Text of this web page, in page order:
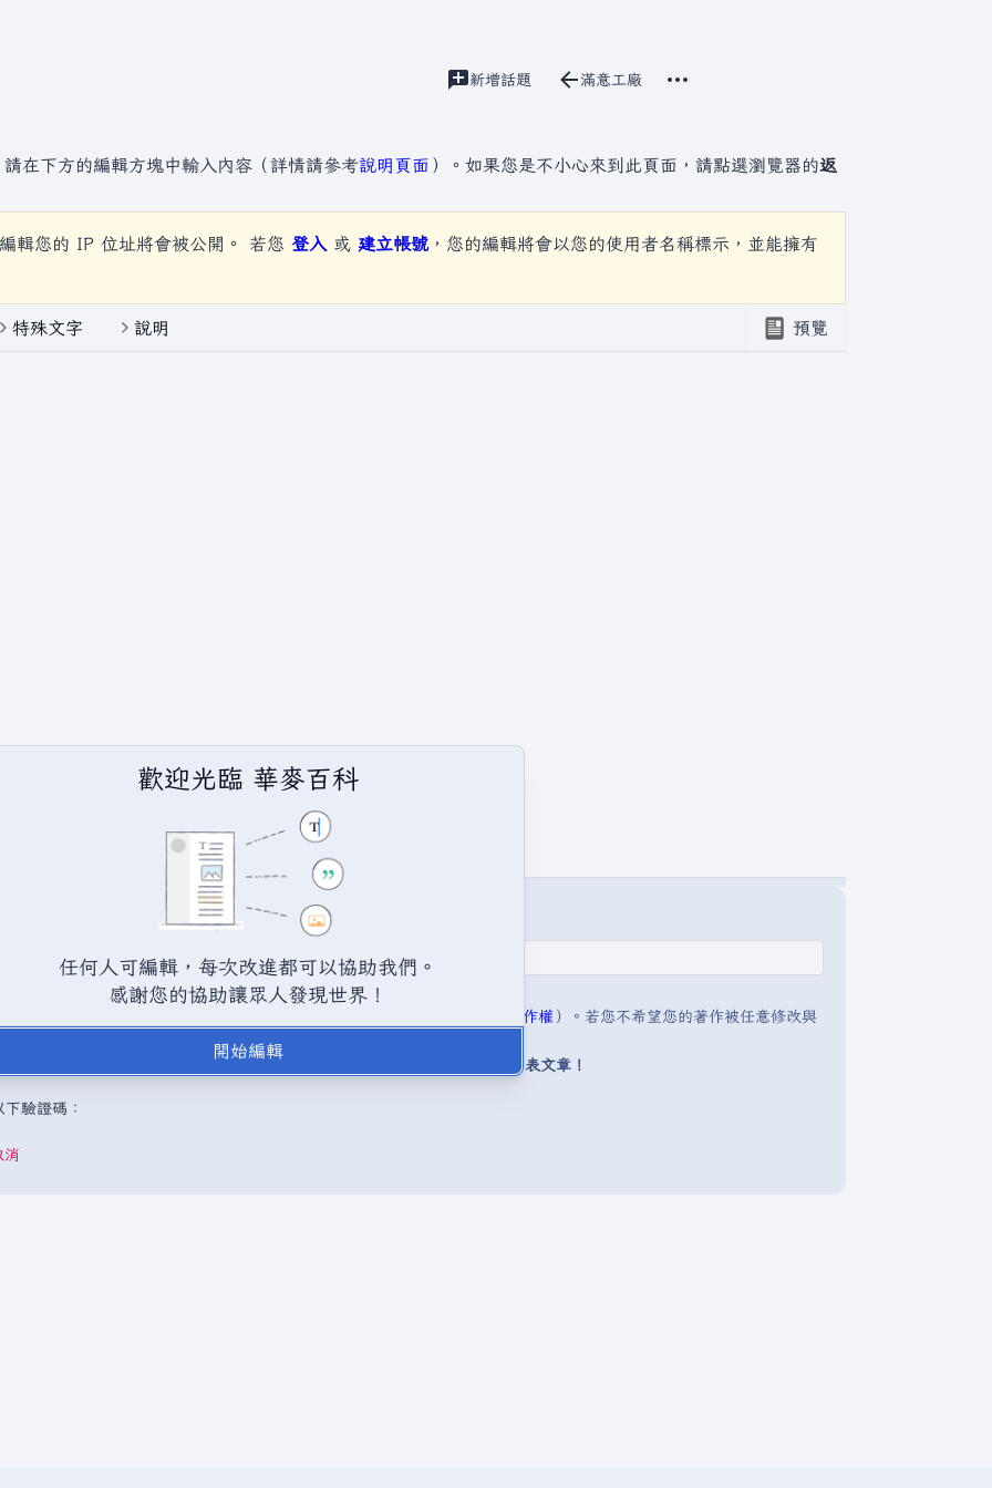
視圖建立原始碼
新增話題 associated-pages
滿意工廠
討論
在下方的編輯方塊中輸入內容（詳情請參考說明頁面 ）。如果您是不小心來到此頁面，請點選瀏覽器的返
輯您的 IP 位址將會被公開。 若您 登入 或 建立帳號 ，您的編輯將會以您的使用者名稱標示，並能擁有
預覽
特殊文字 說明
說明:著作權 ）。若您不希望您的著作被任意修改與
是取自不受版權保護的公開領域或自由資源。 請勿在未經授權的情況下發表文章！
驗證碼：
消
歡迎光臨 華麥百科
任何人可編輯，每次改進都可以協助我們。
感謝您的協助讓眾人發現世界！
開始編輯